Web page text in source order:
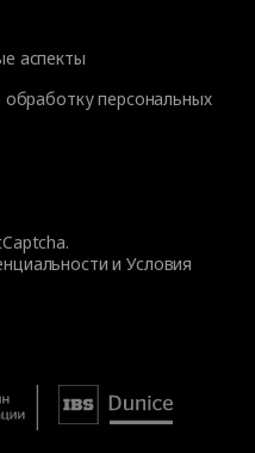
аспекты
обработку персональных
иУсловия